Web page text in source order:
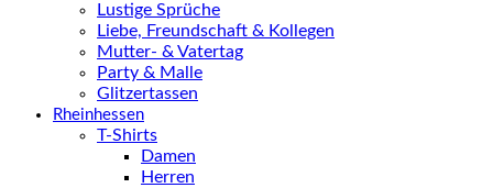
Lustige Sprüche
Liebe, Freundschaft & Kollegen
Mutter- & Vatertag
Party & Malle
Glitzertassen
Rheinhessen
T-Shirts
Damen
Herren